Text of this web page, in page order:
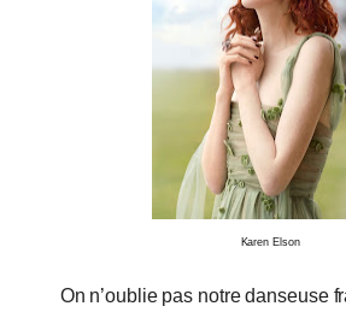
Karen Elson
On n’oublie pas notre danseuse